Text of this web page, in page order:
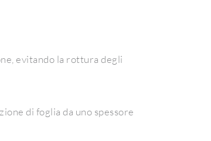
evitando la rottura degli
di foglia da uno spessore